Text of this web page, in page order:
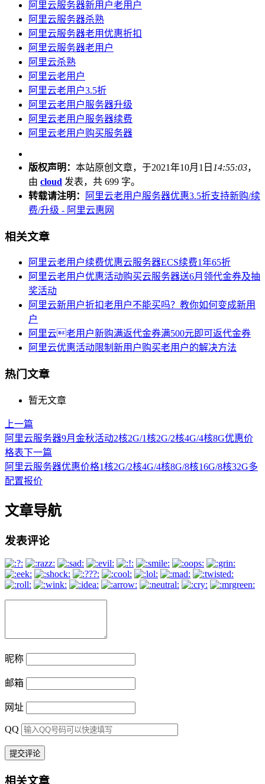
阿里云服务器新用户老用户
阿里云服务器杀熟
阿里云服务器老用优惠折扣
阿里云服务器老用户
阿里云杀熟
阿里云老用户
阿里云老用户3.5折
阿里云老用户服务器升级
阿里云老用户服务器续费
阿里云老用户购买服务器
版权声明： 本站原创文章，于2021年10月1日 14:55:03，
由 cloud 发表，共 699 字。
转载请注明：
阿里云老用户服务器优惠3.5折支持新购/续
费/升级 - 阿里云惠网
相关文章
阿里云老用户续费优惠云服务器ECS续费1年65折
阿里云老用户优惠活动购买云服务器送6月领代金券及抽
奖活动
阿里云新用户折扣老用户不能买吗？教你如何变成新用
户
阿里云老用户新购满返代金券满500元即可返代金券
阿里云优惠活动限制新用户购买老用户的解决方法
热门文章
暂无文章
上一篇
阿里云服务器9月金秋活动2核2G/1核2G/2核4G/4核8G优惠价
格表下一篇
阿里云服务器优惠价格1核2G/2核4G/4核8G/8核16G/8核32G多
配置报价
文章导航
发表评论
昵称
邮箱
网址
QQ
相关文章